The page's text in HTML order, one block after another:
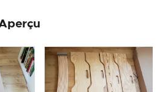
& apparence